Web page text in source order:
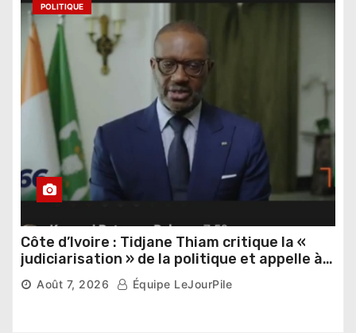
POLITIQUE
Côte d’Ivoire : Tidjane Thiam critique la «
judiciarisation » de la politique et appelle à
poursuivre l’apaisement
Août 7, 2026 Équipe LeJourPile